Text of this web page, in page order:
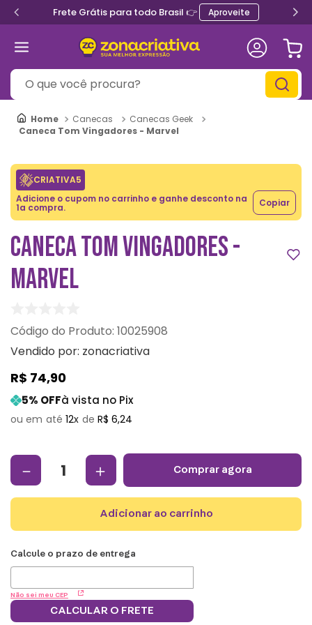
Frete Grátis para todo Brasil 👉 Aproveite
O que você procura?
Canecas
Canecas Geek
Caneca Tom Vingadores - Marvel
CRIATIVA5
Adicione o cupom no carrinho e ganhe desconto na
1a compra. Copiar
CANECA TOM VINGADORES -
MARVEL
: 10025908
Vendido por: zonacriativa
R$ 74,90
5% OFFà vista no Pix
12 R$ 6,24
＋
－ comprar agora
adicionar ao carrinho
Não sei meu CEP
CALCULAR O FRETE